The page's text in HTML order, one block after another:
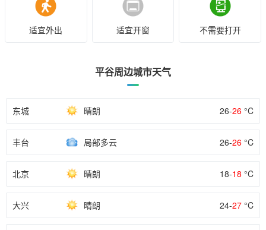
适宜外出 适宜开窗 不需要打开
平谷周边城市天气
东城 晴朗 26-26 °C
丰台 局部多云 26-26 °C
北京 晴朗 18-18 °C
大兴 晴朗 24-27 °C